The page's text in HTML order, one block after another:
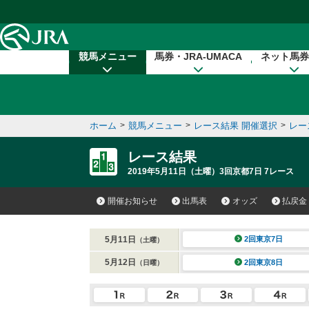
競馬メニュー 馬券・JRA-UMACA ネット馬
ホーム > 競馬メニュー > レース結果 開催選択 > レ
レース結果
2019年5月11日（土曜）3回京都7日 7レース
開催お知らせ 出馬表 オッズ 払戻金
5月11日 （土曜） 2回東京7日
5月12日 （日曜） 2回東京8日